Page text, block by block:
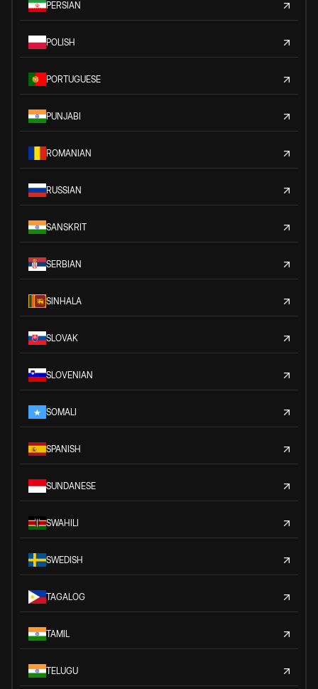
PERSIAN
POLISH
PORTUGUESE
PUNJABI
ROMANIAN
RUSSIAN
SANSKRIT
SERBIAN
SINHALA
SLOVAK
SLOVENIAN
SOMALI
SPANISH
SUNDANESE
SWAHILI
SWEDISH
TAGALOG
TAMIL
TELUGU